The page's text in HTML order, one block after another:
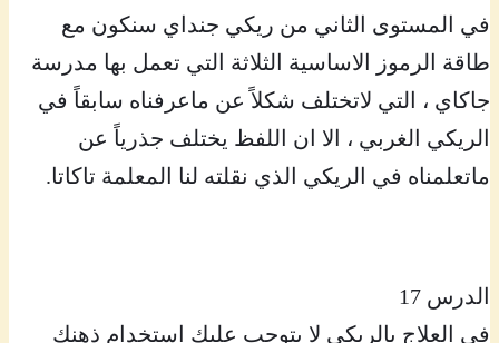
في المستوى الثاني من ريكي جنداي سنكون مع
طاقة الرموز الاساسية الثلاثة التي تعمل بها مدرسة
جاكاي ، التي لاتختلف شكلاً عن ماعرفناه سابقاً في
الريكي الغربي ، الا ان اللفظ يختلف جذرياً عن
ماتعلمناه في الريكي الذي نقلته لنا المعلمة تاكاتا.
الدرس 17
في العلاج بالريكي لا يتوجب عليك استخدام ذهنك